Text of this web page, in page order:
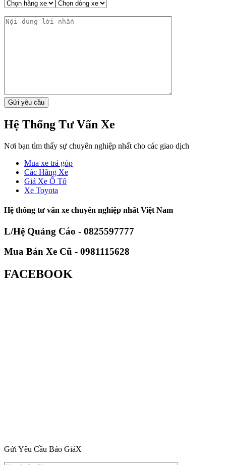
Hệ Thống Tư Vấn Xe
Nơi bạn tìm thấy sự chuyên nghiệp nhất cho các giao dịch
Mua xe trả góp
Các Hãng Xe
Giá Xe Ô Tô
Xe Toyota
Hệ thống tư vấn xe chuyên nghiệp nhất Việt Nam
L/Hệ Quảng Cáo - 0825597777
Mua Bán Xe Cũ - 0981115628
FACEBOOK
Gửi Yêu Cầu Báo GiáX